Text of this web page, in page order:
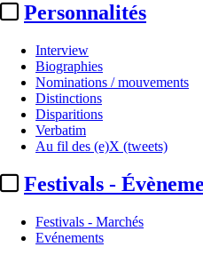
Personnalités
Interview
Biographies
Nominations / mouvements
Distinctions
Disparitions
Verbatim
Au fil des (e)X (tweets)
Festivals -
Festivals - Marchés
Evénements
FMM :Marie-
Saragosse
3e mandat à ...
Actualité n° 273972